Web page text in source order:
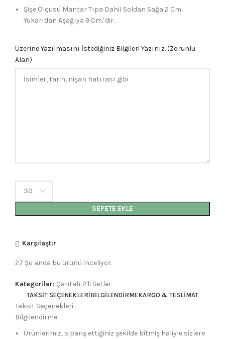
Şişe Ölçüsü Mantar Tıpa Dahil Soldan Sağa 2 Cm.
Yukarıdan Aşağıya 9 Cm.’dir.
Üzerine Yazılmasını İstediğiniz Bilgileri Yazınız. (Zorunlu
Alan)
SEPETE EKLE
Karşılaştır
27 Şu anda bu ürünü inceliyor.
Kategoriler: Çantalı 2'li Setler
TAKSIT SEÇENEKLERIBILGILENDIRMEKARGO & TESLIMAT
Taksit Seçenekleri
Bilgilendirme
Ürünlerimiz, sipariş ettiğiniz şekilde bitmiş haliyle sizlere